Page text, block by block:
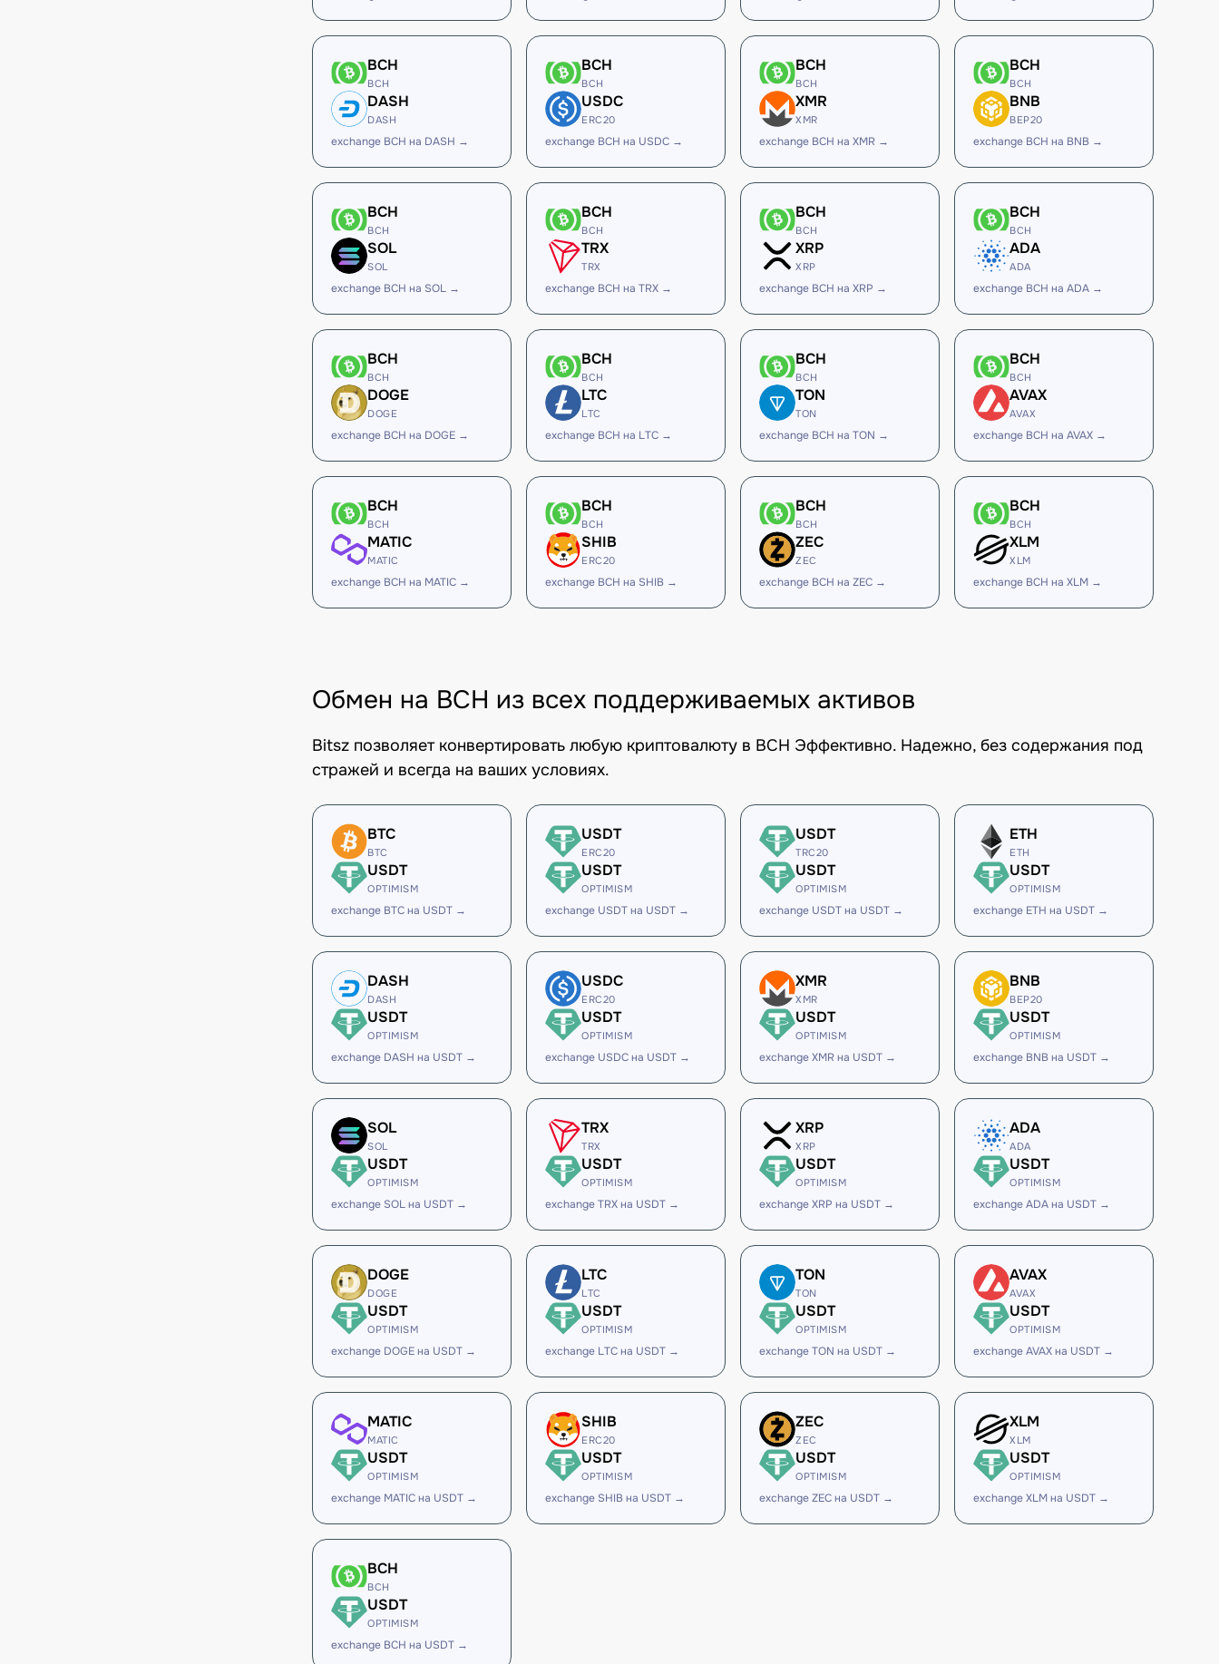
BCH
BCH
DASH
DASH
exchange BCH на DASH →
BCH
BCH
USDC
ERC20
exchange BCH на USDC →
BCH
BCH
XMR
XMR
exchange BCH на XMR →
BCH
BCH
BNB
BEP20
exchange BCH на BNB →
BCH
BCH
SOL
SOL
exchange BCH на SOL →
BCH
BCH
TRX
TRX
exchange BCH на TRX →
BCH
BCH
XRP
XRP
exchange BCH на XRP →
BCH
BCH
ADA
ADA
exchange BCH на ADA →
BCH
BCH
DOGE
DOGE
exchange BCH на DOGE →
BCH
BCH
LTC
LTC
exchange BCH на LTC →
BCH
BCH
TON
TON
exchange BCH на TON →
BCH
BCH
AVAX
AVAX
exchange BCH на AVAX →
BCH
BCH
MATIC
MATIC
exchange BCH на MATIC →
BCH
BCH
SHIB
ERC20
exchange BCH на SHIB →
BCH
BCH
ZEC
ZEC
exchange BCH на ZEC →
BCH
BCH
XLM
XLM
exchange BCH на XLM →
Обмен на BCH из всех поддерживаемых активов
Bitsz позволяет конвертировать любую криптовалюту в BCH Эффективно. Надежно, без содержания под
стражей и всегда на ваших условиях.
BTC
BTC
USDT
OPTIMISM
exchange BTC на USDT →
USDT
ERC20
USDT
OPTIMISM
exchange USDT на USDT →
USDT
TRC20
USDT
OPTIMISM
exchange USDT на USDT →
ETH
ETH
USDT
OPTIMISM
exchange ETH на USDT →
DASH
DASH
USDT
OPTIMISM
exchange DASH на USDT →
USDC
ERC20
USDT
OPTIMISM
exchange USDC на USDT →
XMR
XMR
USDT
OPTIMISM
exchange XMR на USDT →
BNB
BEP20
USDT
OPTIMISM
exchange BNB на USDT →
SOL
SOL
USDT
OPTIMISM
exchange SOL на USDT →
TRX
TRX
USDT
OPTIMISM
exchange TRX на USDT →
XRP
XRP
USDT
OPTIMISM
exchange XRP на USDT →
ADA
ADA
USDT
OPTIMISM
exchange ADA на USDT →
DOGE
DOGE
USDT
OPTIMISM
exchange DOGE на USDT →
LTC
LTC
USDT
OPTIMISM
exchange LTC на USDT →
TON
TON
USDT
OPTIMISM
exchange TON на USDT →
AVAX
AVAX
USDT
OPTIMISM
exchange AVAX на USDT →
MATIC
MATIC
USDT
OPTIMISM
exchange MATIC на USDT →
SHIB
ERC20
USDT
OPTIMISM
exchange SHIB на USDT →
ZEC
ZEC
USDT
OPTIMISM
exchange ZEC на USDT →
XLM
XLM
USDT
OPTIMISM
exchange XLM на USDT →
BCH
BCH
USDT
OPTIMISM
exchange BCH на USDT →